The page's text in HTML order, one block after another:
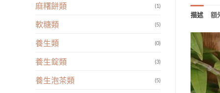
麻糬餅類 (1)
軟糖類 (5)
養生類 (0)
養生錠類 (3)
養生泡茶類 (5)
描述 額